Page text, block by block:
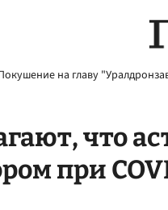
на главу
что
при